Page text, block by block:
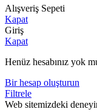
Alışveriş Sepeti
Kapat
Giriş
Kapat
Henüz hesabınız yok
Bir hesap oluşturun
Filtrele
Web sitemizdeki